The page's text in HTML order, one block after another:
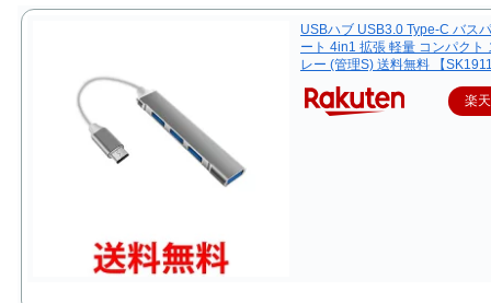
USBハブ USB3.0 Type-C バス
ート 4in1 拡張 軽量 コンパクト
レー (管理S) 送料無料 【
楽